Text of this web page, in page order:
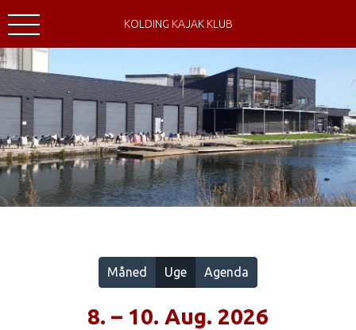
KOLDING KAJAK KLUB
8. – 10. Aug. 2026
Måned Uge Agenda